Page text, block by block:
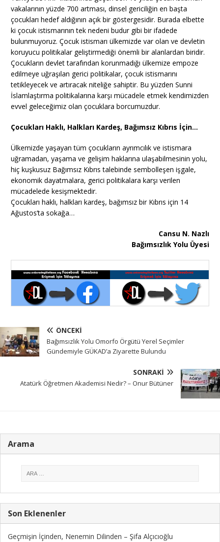
vakalarının yüzde 700 artması, dinsel gericiliğin en başta
çocukları hedef aldığının açık bir göstergesidir. Burada elbette
ki çocuk istismarının tek nedeni budur gibi bir ifadede
bulunmuyoruz. Çocuk istismarı ülkemizde var olan ve devletin
koruyucu politikalar geliştirmediği önemli bir alanlardan biridir.
Çocukların devlet tarafından korunmadığı ülkemize empoze
edilmeye uğraşılan gerici politikalar, çocuk istismarını
tetikleyecek ve artıracak niteliğe sahiptir. Bu yüzden Sunni
İslamlaştırma politikalarına karşı mücadele etmek kendimizden
evvel geleceğimiz olan çocuklara borcumuzdur.
Çocukları Haklı, Halkları Kardeş, Bağımsız Kıbrıs İçin…
Ülkemizde yaşayan tüm çocukların ayrımcılık ve istismara
uğramadan, yaşama ve gelişim haklarına ulaşabilmesinin yolu,
hiç kuşkusuz Bağımsız Kıbrıs talebinde sembolleşen işgale,
ekonomik dayatmalara, gerici politikalara karşı verilen
mücadelede kesişmektedir.
Çocukları haklı, halkları kardeş, bağımsız bir Kıbrıs için 14
Ağustos’ta sokağa…
Cansu N. Nazlı
Bağımsızlık Yolu Üyesi
ÖNCEKI
Bağımsızlık Yolu Omorfo Örgütü Yerel Seçimler
Gündemiyle GÜKAD’a Ziyarette Bulundu
SONRAKI
Atatürk Öğretmen Akademisi Nedir? – Onur Bütüner
Arama
Son Eklenenler
Geçmişin İçinden, Nenemin Dilinden – Şifa Alçıcıoğlu